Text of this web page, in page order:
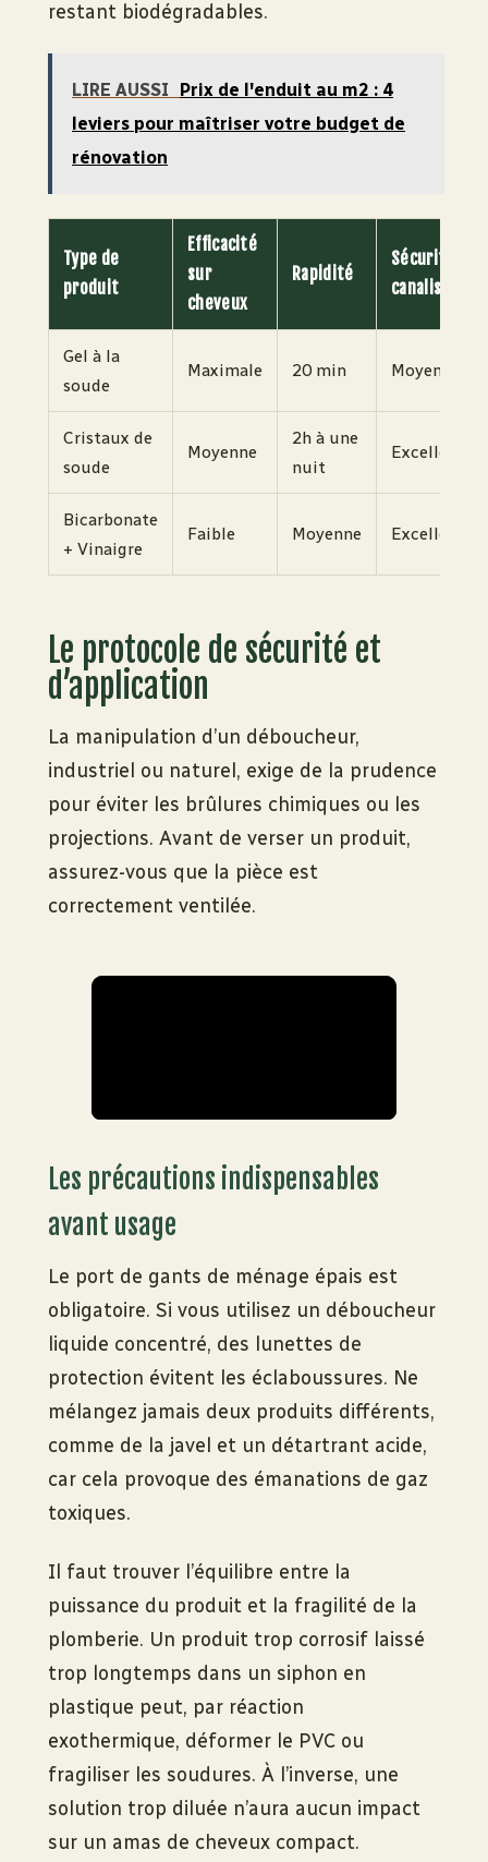
restant biodégradables.
LIRE AUSSI
Prix de l'enduit au m2 : 4
leviers pour maîtriser votre budget de
rénovation
Type de
produit
Efficacité
sur
cheveux
Rapidité
Sécurité
canalisations
Gel à la
soude
Maximale 20 min Moyenne
Cristaux de
soude
Moyenne
2h à une
nuit
Excellente
Bicarbonate
+ Vinaigre
Faible Moyenne Excellente
Le protocole de sécurité et
d’application
La manipulation d’un déboucheur,
industriel ou naturel, exige de la prudence
pour éviter les brûlures chimiques ou les
projections. Avant de verser un produit,
assurez-vous que la pièce est
correctement ventilée.
Les précautions indispensables
avant usage
Le port de gants de ménage épais est
obligatoire. Si vous utilisez un déboucheur
liquide concentré, des lunettes de
protection évitent les éclaboussures. Ne
mélangez jamais deux produits différents,
comme de la javel et un détartrant acide,
car cela provoque des émanations de gaz
toxiques.
Il faut trouver l’équilibre entre la
puissance du produit et la fragilité de la
plomberie. Un produit trop corrosif laissé
trop longtemps dans un siphon en
plastique peut, par réaction
exothermique, déformer le PVC ou
fragiliser les soudures. À l’inverse, une
solution trop diluée n’aura aucun impact
sur un amas de cheveux compact.